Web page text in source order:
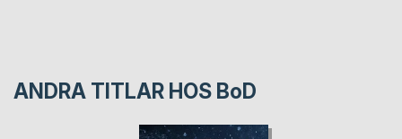
ANDRA TITLAR HOS BoD